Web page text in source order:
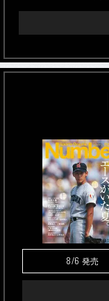
8/6 発売